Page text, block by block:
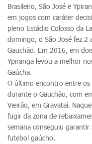
Brasileiro, São José e
em jogos com caráter
pleno Estádio Colosso da
domingo, o São José fez 2
Gauchão. Em 2016, em
Ypiranga levou a melhor
Gaúcha.
O último encontro entre os
durante o Gauchão, com
Vieirão, em Gravataí.
fugir da zona de
semana conseguiu
futebol gaúcho.